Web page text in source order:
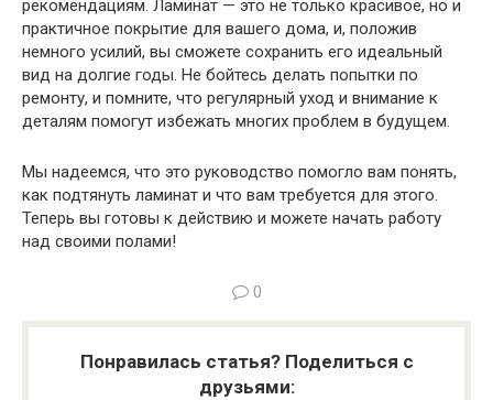
рекомендациям. Ламинат — это не только красивое, но и
практичное покрытие для вашего дома, и, положив
немного усилий, вы сможете сохранить его идеальный
вид на долгие годы. Не бойтесь делать попытки по
ремонту, и помните, что регулярный уход и внимание к
деталям помогут избежать многих проблем в будущем.
Мы надеемся, что это руководство помогло вам понять,
как подтянуть ламинат и что вам требуется для этого.
Теперь вы готовы к действию и можете начать работу
над своими полами!
0
Понравилась статья? Поделиться с
друзьями: